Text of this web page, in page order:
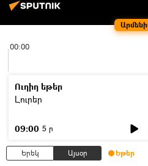
00:00
Ուղիղ եթեր
Լուրեր
09:00 5 ր
Երեկ Այսօր Եթեր